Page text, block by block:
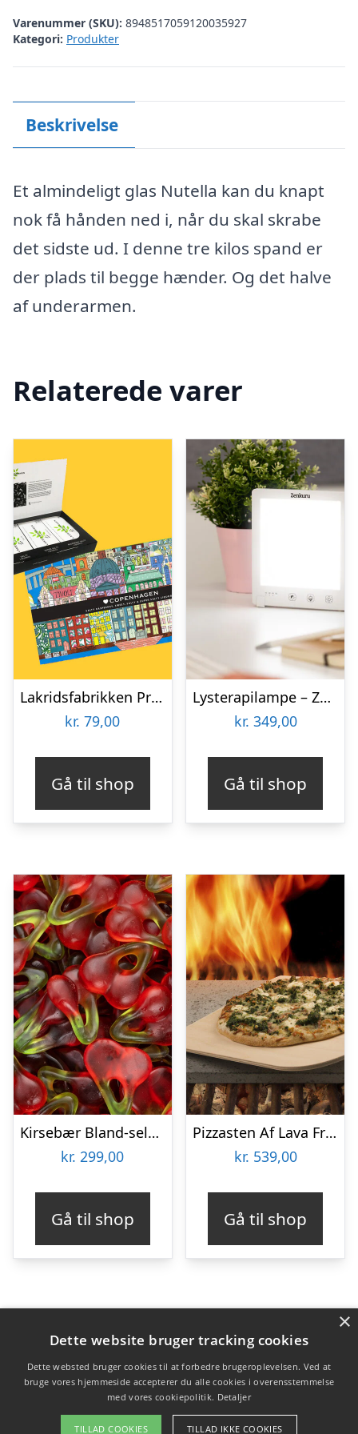
Varenummer (SKU): 8948517059120035927
Kategori: Produkter
Beskrivelse
Et almindeligt glas Nutella kan du knapt
nok få hånden ned i, når du skal skrabe
det sidste ud. I denne tre kilos spand er
der plads til begge hænder. Og det halve
af underarmen.
Relaterede varer
Lakridsfabrikken Premiumlakrids – Copenhagen
kr. 79,00
Gå til shop
Lysterapilampe – Zenkuru
kr. 349,00
Gå til shop
Kirsebær Bland-selv slik i kasser 2,4 kg
kr. 299,00
Gå til shop
Pizzasten Af Lava Fra Etna
kr. 539,00
Gå til shop
Varekategorier
Produkter
Copyright 2026 - Pilanto Aps
×
Dette website bruger tracking cookies
Dette websted bruger cookies til at forbedre brugeroplevelsen. Ved at
bruge vores hjemmeside accepterer du alle cookies i overensstemmelse
med vores cookiepolitik. Detaljer
TILLAD COOKIES TILLAD IKKE COOKIES